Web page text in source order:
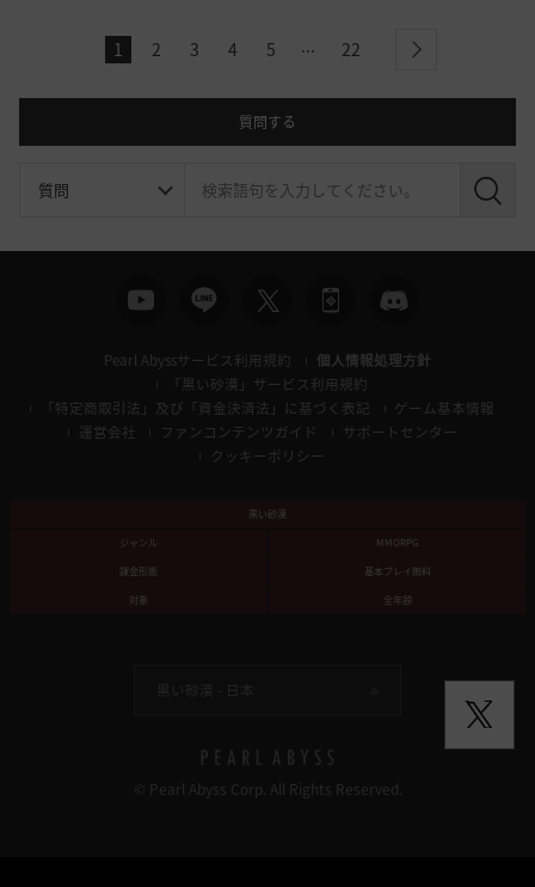
1 2 3 4 5 ...
l
s
t
22 next
質問する
検
Pearl Abyssサービス利用規約
個人情報処理方針
「黒い砂漠」サービス利用規約
「特定商取引法」及び「資金決済法」に基づく表記
ゲーム基本情報
運営会社
ファンコンテンツガイド
サポートセンター
クッキーポリシー
黒い砂漠
ジャンル
MMORPG
課金形態
基本プレイ無料
対象
全年齢
黒い砂漠 - 日本
© Pearl Abyss Corp. All Rights Reserved.